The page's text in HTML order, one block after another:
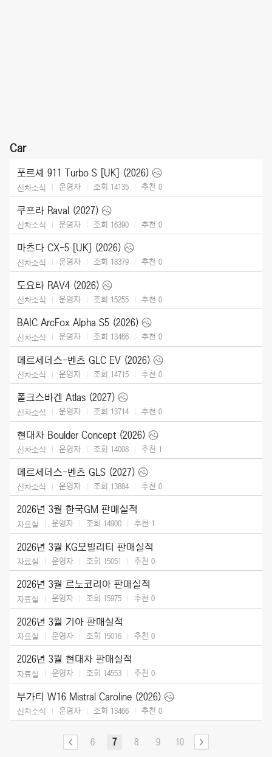
Car
포르셰 911 Turbo S [UK] (2026)
신차소식 운영자 조회 14135 추천 0
쿠프라 Raval (2027)
신차소식 운영자 조회 16390 추천 0
마츠다 CX-5 [UK] (2026)
신차소식 운영자 조회 18379 추천 0
도요타 RAV4 (2026)
신차소식 운영자 조회 15255 추천 0
BAIC ArcFox Alpha S5 (2026)
신차소식 운영자 조회 13466 추천 0
메르세데스-벤츠 GLC EV (2026)
신차소식 운영자 조회 14715 추천 0
폴크스바겐 Atlas (2027)
신차소식 운영자 조회 13714 추천 0
현대차 Boulder Concept (2026)
신차소식 운영자 조회 14008 추천 1
메르세데스-벤츠 GLS (2027)
신차소식 운영자 조회 13884 추천 0
2026년 3월 한국GM 판매실적
자료실 운영자 조회 14900 추천 1
2026년 3월 KG모빌리티 판매실적
자료실 운영자 조회 15051 추천 0
2026년 3월 르노코리아 판매실적
자료실 운영자 조회 15975 추천 0
2026년 3월 기아 판매실적
자료실 운영자 조회 15016 추천 0
2026년 3월 현대차 판매실적
자료실 운영자 조회 14553 추천 0
부가티 W16 Mistral Caroline (2026)
신차소식 운영자 조회 13466 추천 0
6 7 8 9 10